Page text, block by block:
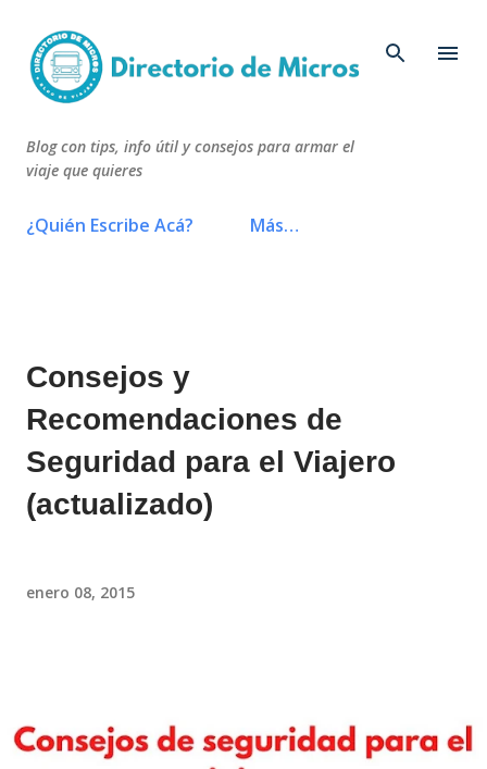
Blog con tips, info útil y consejos para armar el
viaje que quieres
¿Quién Escribe Acá? Más…
Consejos y
Recomendaciones de
Seguridad para el Viajero
(actualizado)
enero 08, 2015